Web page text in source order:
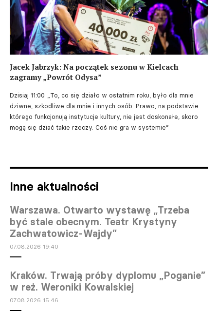
Jacek Jabrzyk: Na początek sezonu w Kielcach
zagramy „Powrót Odysa”
Dzisiaj 11:00
„To, co się działo w ostatnim roku, było dla mnie
dziwne, szkodliwe dla mnie i innych osób. Prawo, na podstawie
którego funkcjonują instytucje kultury, nie jest doskonałe, skoro
mogą się dziać takie rzeczy. Coś nie gra w systemie”
Inne aktualności
Warszawa. Otwarto wystawę „Trzeba
być stale obecnym. Teatr Krystyny
Zachwatowicz-Wajdy”
07.08.2026 19:40
Kraków. Trwają próby dyplomu „Poganie”
w reż. Weroniki Kowalskiej
07.08.2026 15:46